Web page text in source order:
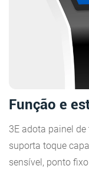
Função e
3E adota painel
suporta toque
sensível, ponto